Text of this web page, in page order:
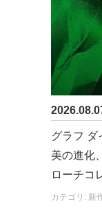
グラフ ダ
美の進化
ローチコ
カテゴリ: 新